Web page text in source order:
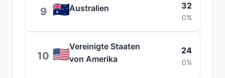
9 Australien 32
0%
10
Vereinigte Staaten
von Amerika
24
0%